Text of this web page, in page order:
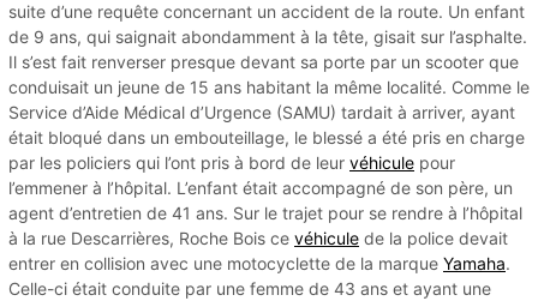
suite d’une requête concernant un accident de la route. Un enfant
de 9 ans, qui saignait abondamment à la tête, gisait sur l’asphalte.
Il s’est fait renverser presque devant sa porte par un scooter que
conduisait un jeune de 15 ans habitant la même localité. Comme le
Service d’Aide Médical d’Urgence (SAMU) tardait à arriver, ayant
était bloqué dans un embouteillage, le blessé a été pris en charge
par les policiers qui l’ont pris à bord de leur véhicule pour
l’emmener à l’hôpital. L’enfant était accompagné de son père, un
agent d’entretien de 41 ans. Sur le trajet pour se rendre à l’hôpital
à la rue Descarrières, Roche Bois ce véhicule de la police devait
entrer en collision avec une motocyclette de la marque Yamaha.
Celle-ci était conduite par une femme de 43 ans et ayant une